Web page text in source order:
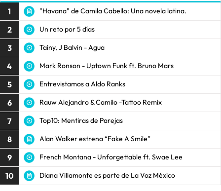
1 "Havana" de Camila Cabello: Una novela latina.
2 Un reto por 5 días
3 Tainy, J Balvin - Agua
4 Mark Ronson - Uptown Funk ft. Bruno Mars
5 Entrevistamos a Aldo Ranks
6 Rauw Alejandro & Camilo -Tattoo Remix
7 Top10: Mentiras de Parejas
8 Alan Walker estrena “Fake A Smile”
9 French Montana - Unforgettable ft. Swae Lee
10 Diana Villamonte es parte de La Voz México